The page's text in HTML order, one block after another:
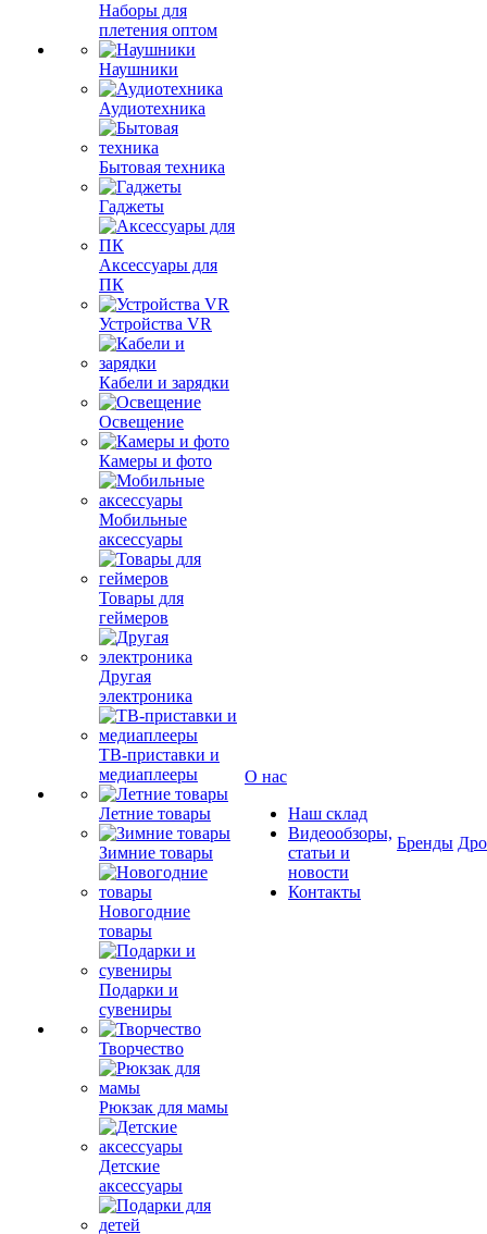
Наборы для
плетения оптом
Наушники
Аудиотехника
Бытовая техника
Гаджеты
Аксессуары для
ПК
Устройства VR
Кабели и зарядки
Освещение
Камеры и фото
Мобильные
аксессуары
Товары для
геймеров
Другая
электроника
ТВ-приставки и
медиаплееры
Летние товары
Зимние товары
Новогодние
товары
Подарки и
сувениры
Творчество
Рюкзак для мамы
Детские
аксессуары
О нас
Наш склад
Видеообзоры,
статьи и
новости
Контакты
Бренды